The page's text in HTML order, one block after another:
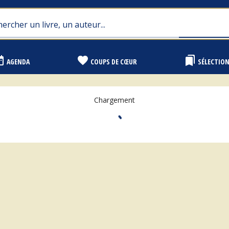
AGENDA favorite COUPS DE CŒUR bookmarks
Chargement